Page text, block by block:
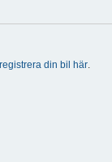
registrera din bil här